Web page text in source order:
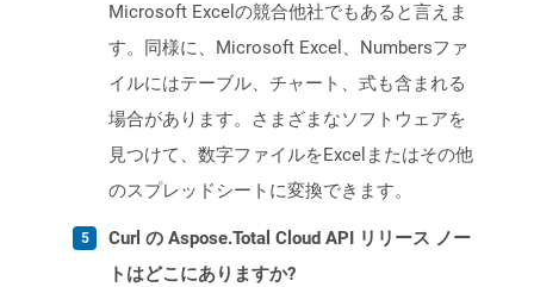
Microsoft Excelの競合他社でもあると言えま
す。同様に、Microsoft Excel、Numbersファ
イルにはテーブル、チャート、式も含まれる
場合があります。さまざまなソフトウェアを
見つけて、数字ファイルをExcelまたはその他
のスプレッドシートに変換できます。
Curl の Aspose.Total Cloud API リリース ノー
トはどこにありますか?